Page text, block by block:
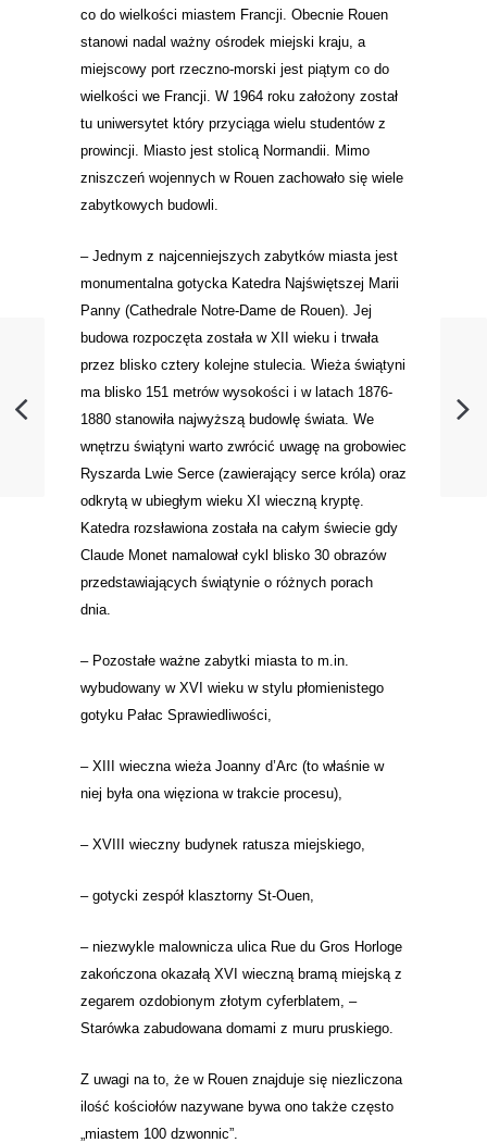
co do wielkości miastem Francji. Obecnie Rouen
stanowi nadal ważny ośrodek miejski kraju, a
miejscowy port rzeczno-morski jest piątym co do
wielkości we Francji. W 1964 roku założony został
tu uniwersytet który przyciąga wielu studentów z
prowincji. Miasto jest stolicą Normandii. Mimo
zniszczeń wojennych w Rouen zachowało się wiele
zabytkowych budowli.
– Jednym z najcenniejszych zabytków miasta jest
monumentalna gotycka Katedra Najświętszej Marii
Panny (Cathedrale Notre-Dame de Rouen). Jej
budowa rozpoczęta została w XII wieku i trwała
przez blisko cztery kolejne stulecia. Wieża świątyni
ma blisko 151 metrów wysokości i w latach 1876-
1880 stanowiła najwyższą budowlę świata. We
wnętrzu świątyni warto zwrócić uwagę na grobowiec
Ryszarda Lwie Serce (zawierający serce króla) oraz
odkrytą w ubiegłym wieku XI wieczną kryptę.
Katedra rozsławiona została na całym świecie gdy
Claude Monet namalował cykl blisko 30 obrazów
przedstawiających świątynie o różnych porach
dnia.
– Pozostałe ważne zabytki miasta to m.in.
wybudowany w XVI wieku w stylu płomienistego
gotyku Pałac Sprawiedliwości,
– XIII wieczna wieża Joanny d’Arc (to właśnie w
niej była ona więziona w trakcie procesu),
– XVIII wieczny budynek ratusza miejskiego,
– gotycki zespół klasztorny St-Ouen,
– niezwykle malownicza ulica Rue du Gros Horloge
zakończona okazałą XVI wieczną bramą miejską z
zegarem ozdobionym złotym cyferblatem, –
Starówka zabudowana domami z muru pruskiego.
Z uwagi na to, że w Rouen znajduje się niezliczona
ilość kościołów nazywane bywa ono także często
„miastem 100 dzwonnic”.